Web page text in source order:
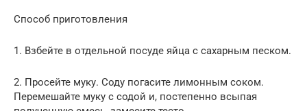
Способ приготовления
1. Взбейте в отдельной посуде яйца с сахарным песком.
2. Просейте муку. Соду погасите лимонным соком.
Перемешайте муку с содой и, постепенно всыпая